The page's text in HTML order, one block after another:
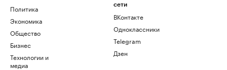
Политика
Экономика
Общество
Бизнес
Технологии и
медиа
сети
ВКонтакте
Одноклассники
Telegram
Дзен